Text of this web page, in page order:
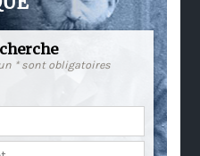
* sont obligatoires